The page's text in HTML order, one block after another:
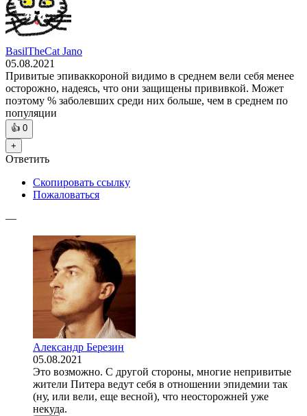
BasilTheCat Jano
05.08.2021
Привитые эпиваккороной видимо в среднем вели себя менее
осторожно, надеясь, что они защищены прививкой. Может
поэтому % заболевших среди них больше, чем в среднем по
популяции
👍 0
+
Ответить
Скопировать ссылку
Пожаловаться
—
Александр Березин
05.08.2021
Это возможно. С другой стороны, многие непривитые
жители Питера ведут себя в отношении эпидемии так
(ну, или вели, еще весной), что неосторожней уже
некуда.